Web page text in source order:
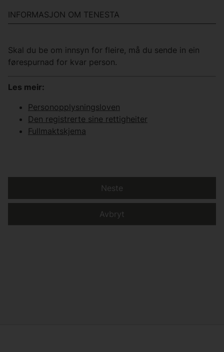
INFORMASJON OM TENESTA
Skal du be om innsyn for fleire, må du sende in ein
førespurnad for kvar person.
Les meir:
Personopplysningsloven
Den registrerte sine rettigheiter
Fullmaktskjema
Avbryt
Neste